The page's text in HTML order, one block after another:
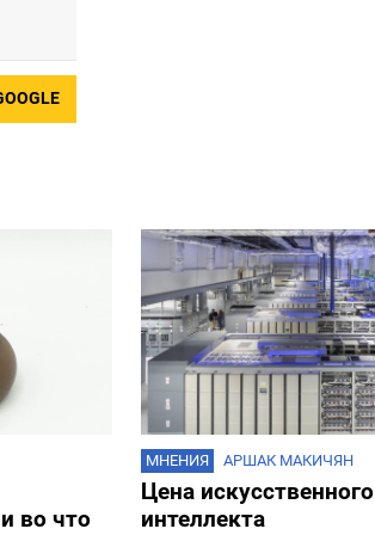
во что
МНЕНИЯ АРШАК МАКИЧЯН
Цена искусственного
интеллекта